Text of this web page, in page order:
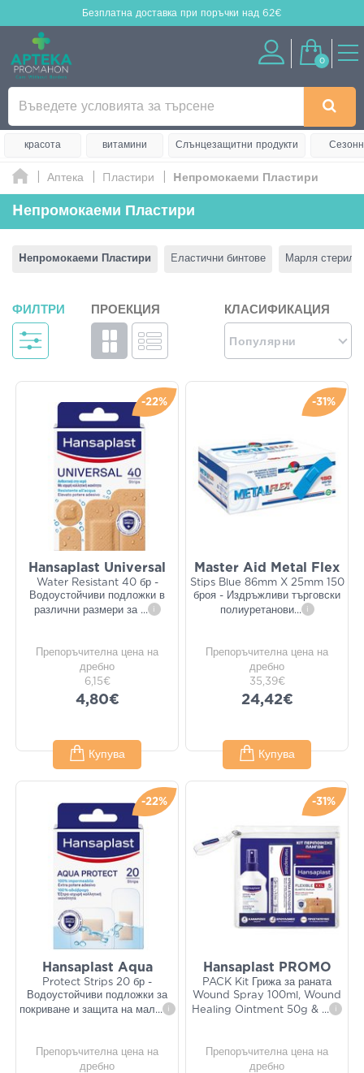
Безплатна доставка при поръчки над 62€
0
красота витамини Слънцезащитни продукти
Аптека Πластири Ηепромокаеми Пластири
Ηепромокаеми Пластири
Ηепромокаеми Пластири Eластични бинтове Марля
ФИЛТРИ ПРОЕКЦИЯ КЛАСИФИКАЦИЯ
Популярни
-22%
Hansaplast Universal
Water Resistant 40 бр -
Водоустойчиви подложки в
различни размери за ... i
Препоръчителна цена на
дребно
6,15€
4,80€
Купува
-31%
Master Aid Metal Flex
Stips Blue 86mm X 25mm 150
броя - Издръжливи търговски
полиуретанови... i
Препоръчителна цена на
дребно
35,39€
24,42€
Купува
-22%
Hansaplast Aqua
Protect Strips 20 бр -
Водоустойчиви подложки за
покриване и защита на мал... i
Препоръчителна цена на
дребно
-31%
Hansaplast PROMO
PACK Kit Грижа за раната
Wound Spray 100ml, Wound
Healing Ointment 50g & ... i
Препоръчителна цена на
дребно